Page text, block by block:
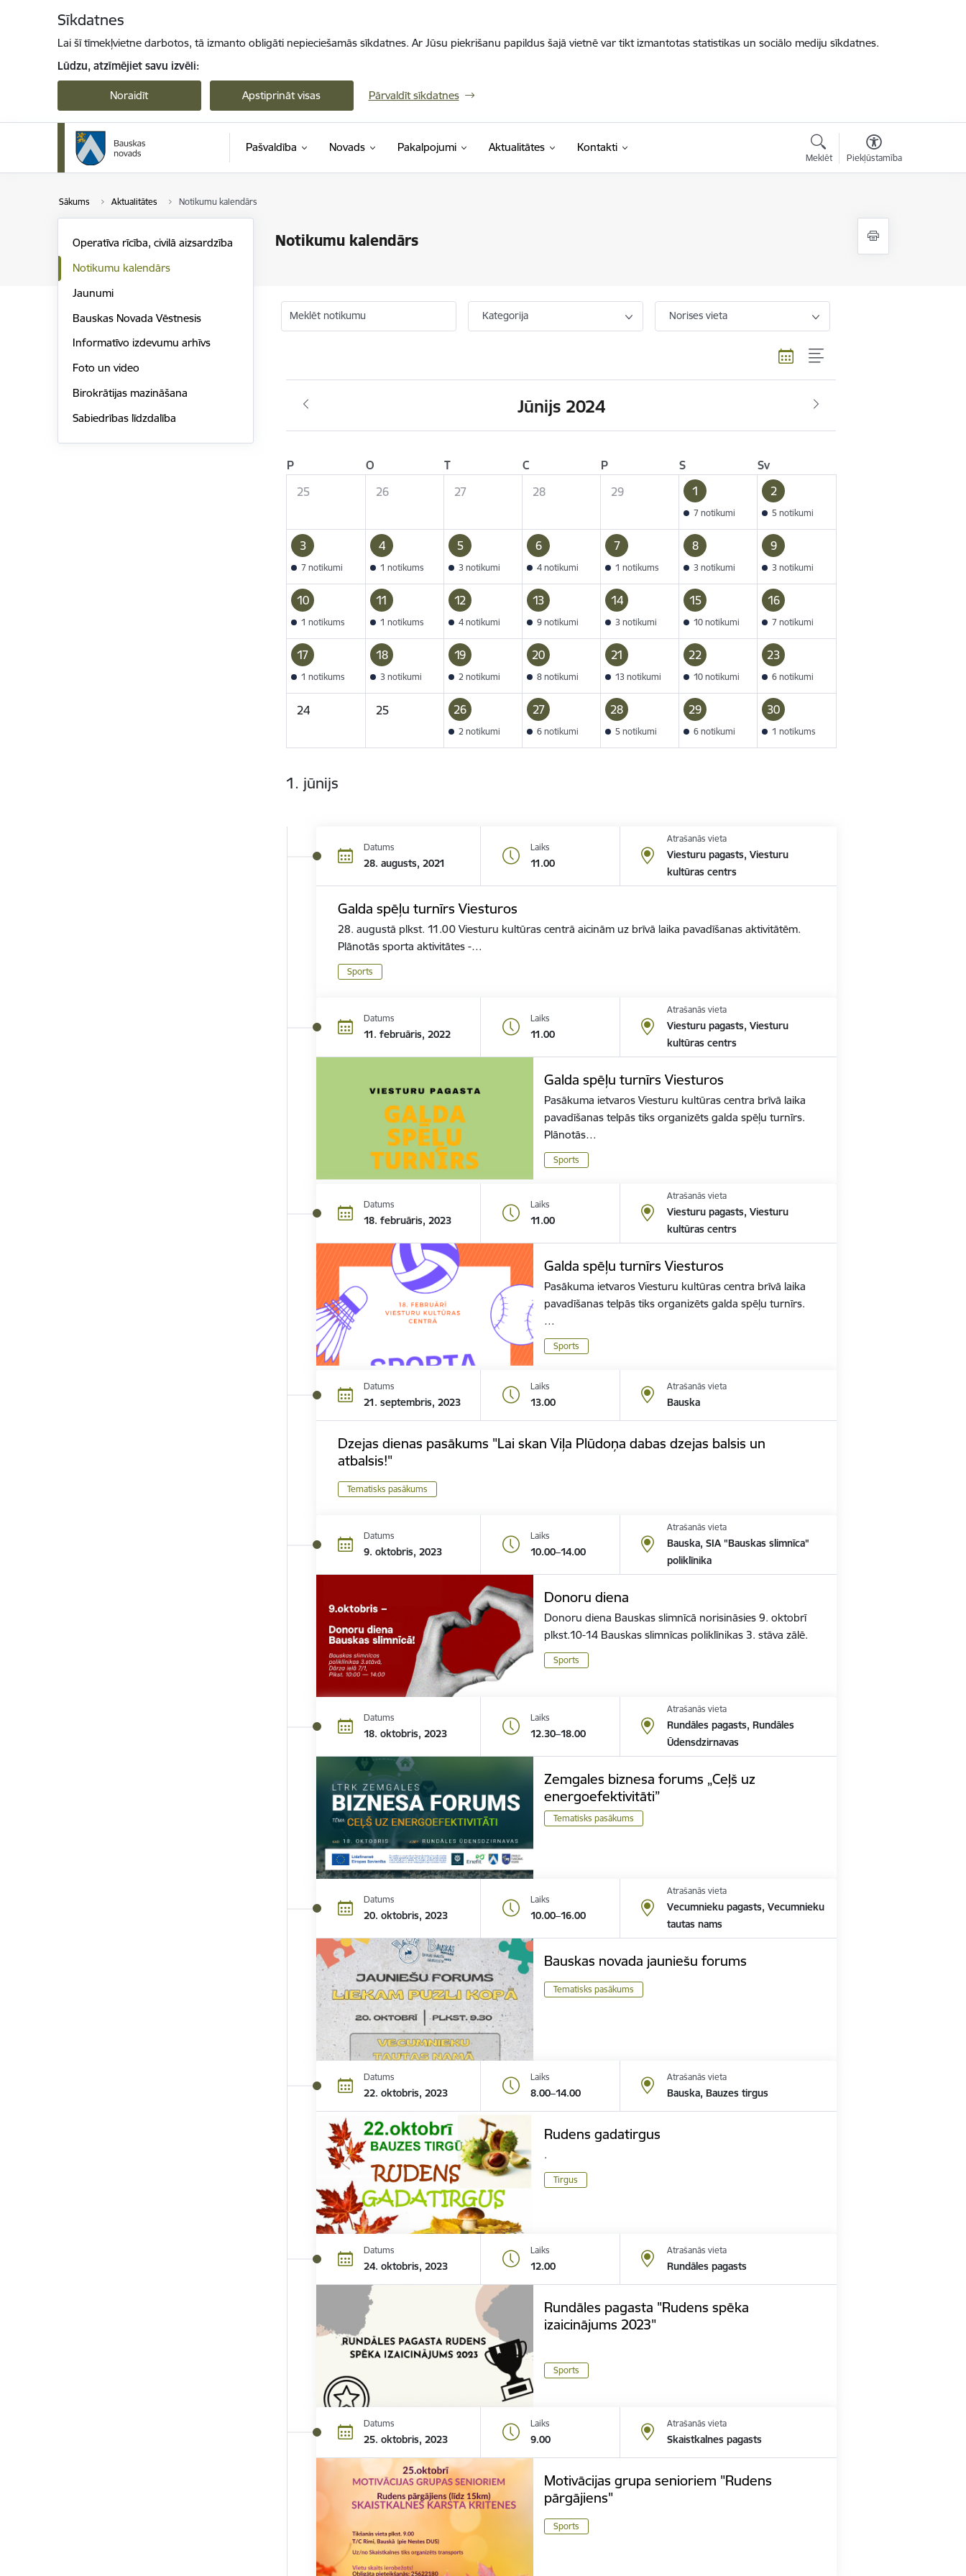
Sīkdatnes
Lai šī tīmekļvietne darbotos, tā izmanto obligāti nepieciešamās sīkdatnes. Ar Jūsu piekrišanu papildus šajā vietnē var tikt izmantotas statistikas un sociālo mediju sīkdatnes.
Lūdzu, atzīmējiet savu izvēli:
Noraidīt Apstiprināt visas Pārvaldīt sīkdatnes
Pašvaldība Novads Pakalpojumi Aktualitātes Kontakti
Meklēt Piekļūstamība
Sākums Aktualitātes Notikumu kalendārs
Notikumu kalendārs
Operatīva rīcība, civilā aizsardzība
Notikumu kalendārs
Jaunumi
Bauskas Novada Vēstnesis
Informatīvo izdevumu arhīvs
Foto un video
Birokrātijas mazināšana
Sabiedrības līdzdalība
Meklēt notikumu Kategorija Norises vieta
Jūnijs 2024
P O T C P S
Sv
25
26 27 28 29 1
7 notikumi
2
5 notikumi
3
7 notikumi
4
1 notikums
5
3 notikumi
6
4 notikumi
7
1 notikums
8
3 notikumi
9
3 notikumi
10
1 notikums
11
1 notikums
12
4 notikumi
13
9 notikumi
14
3 notikumi
15
10 notikumi
16
7 notikumi
17
1 notikums
18
3 notikumi
19
2 notikumi
20
8 notikumi
21
13 notikumi
22
10 notikumi
23
6 notikumi
24 25 26
2 notikumi
27
6 notikumi
28
5 notikumi
29
6 notikumi
30
1 notikums
1. jūnijs
Datums
28. augusts, 2021
Laiks
11.00
Atrašanās vieta
Viesturu pagasts, Viesturu
kultūras centrs
Galda spēļu turnīrs Viesturos
28. augustā plkst. 11.00 Viesturu kultūras centrā aicinām uz brīvā laika pavadīšanas aktivitātēm.
Plānotās sporta aktivitātes -…
Sports
Datums
11. februāris, 2022
Laiks
11.00
Atrašanās vieta
Viesturu pagasts, Viesturu
kultūras centrs
Galda spēļu turnīrs Viesturos
Pasākuma ietvaros Viesturu kultūras centra brīvā laika
pavadīšanas telpās tiks organizēts galda spēļu turnīrs.
Plānotās…
Sports
Datums
18. februāris, 2023
Laiks
11.00
Atrašanās vieta
Viesturu pagasts, Viesturu
kultūras centrs
Galda spēļu turnīrs Viesturos
Pasākuma ietvaros Viesturu kultūras centra brīvā laika
pavadīšanas telpās tiks organizēts galda spēļu turnīrs.
…
Sports
Datums
21. septembris, 2023
Laiks
13.00
Atrašanās vieta
Bauska
Dzejas dienas pasākums "Lai skan Viļa Plūdoņa dabas dzejas balsis un
atbalsis!"
Tematisks pasākums
Datums
9. oktobris, 2023
Laiks
10.00–14.00
Atrašanās vieta
Bauska, SIA "Bauskas slimnīca"
poliklīnika
Donoru diena
Donoru diena Bauskas slimnīcā norisināsies 9. oktobrī
plkst.10-14 Bauskas slimnīcas poliklīnikas 3. stāva zālē.
Sports
Datums
18. oktobris, 2023
Laiks
12.30–18.00
Atrašanās vieta
Rundāles pagasts, Rundāles
Ūdensdzirnavas
Zemgales biznesa forums „Ceļš uz
energoefektivitāti”
Tematisks pasākums
Datums
20. oktobris, 2023
Laiks
10.00–16.00
Atrašanās vieta
Vecumnieku pagasts, Vecumnieku
tautas nams
Bauskas novada jauniešu forums
Tematisks pasākums
Datums
22. oktobris, 2023
Laiks
8.00–14.00
Atrašanās vieta
Bauska, Bauzes tirgus
Rudens gadatirgus
.
Tirgus
Datums
24. oktobris, 2023
Laiks
12.00
Atrašanās vieta
Rundāles pagasts
Rundāles pagasta "Rudens spēka
izaicinājums 2023"
Sports
Datums
25. oktobris, 2023
Laiks
9.00
Atrašanās vieta
Skaistkalnes pagasts
Motivācijas grupa senioriem "Rudens
pārgājiens"
Sports